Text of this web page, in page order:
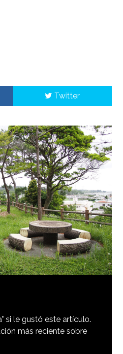
Twitter
si le gustó este artículo.
más reciente sobre